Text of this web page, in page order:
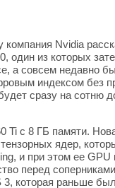
Nvidia
один из которых
а совсем недавно
индексом без
сразу на сотню
с 8 ГБ памяти.
ядер,
и при этом ее
перед
которая раньше